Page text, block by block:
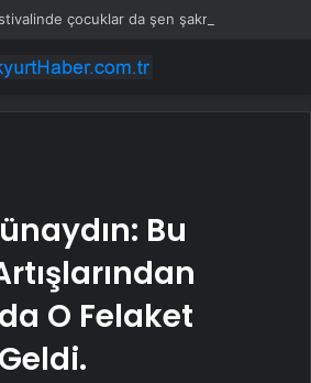
çocuklar da şen şakrak
Bu
O Felaket